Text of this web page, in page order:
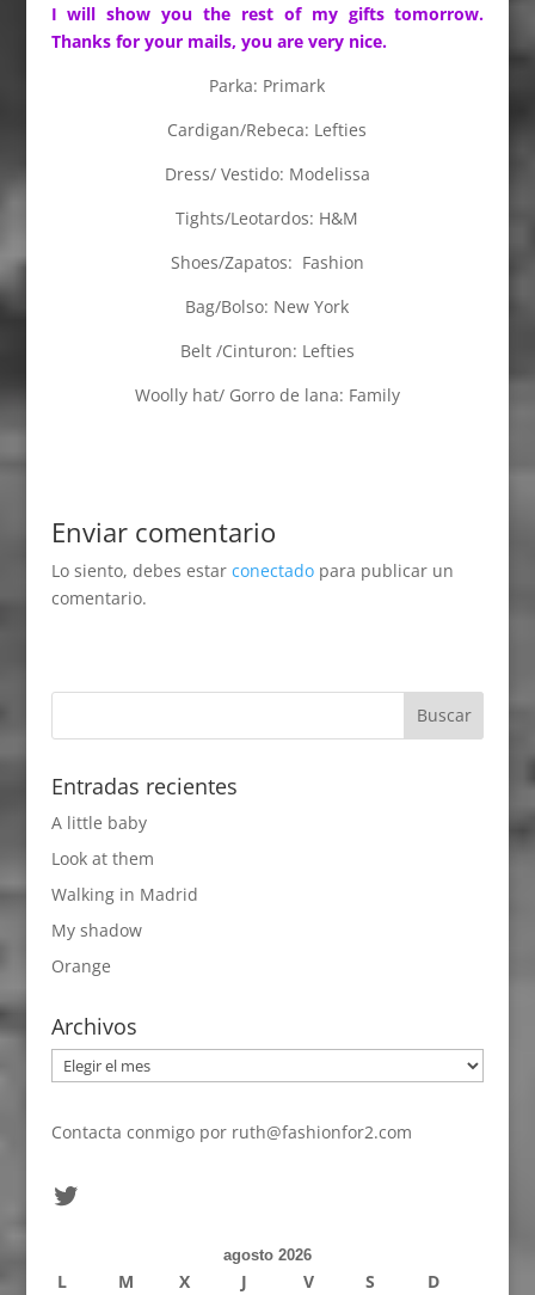
I will show you the rest of my gifts tomorrow.
Thanks for your mails, you are very nice.
Parka: Primark
Cardigan/Rebeca: Lefties
Dress/ Vestido: Modelissa
Tights/Leotardos: H&M
Shoes/Zapatos: Fashion
Bag/Bolso: New York
Belt /Cinturon: Lefties
Woolly hat/ Gorro de lana: Family
Enviar comentario
Lo siento, debes estar conectadopara publicar un
comentario.
Entradas recientes
A little baby
Look at them
Walking in Madrid
My shadow
Orange
Archivos
Archivos
Contacta conmigo por ruth@fashionfor2.com
Twitter
agosto 2026
L M X J V S D